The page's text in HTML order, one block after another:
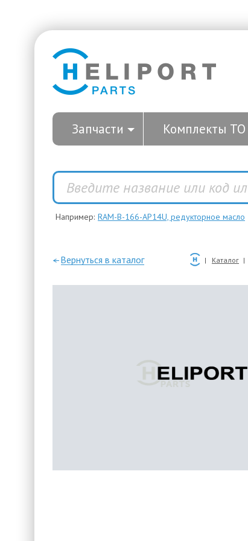
Запчасти Комплекты ТО
Например: RAM-B-166-AP14U, редукторное масло
—Вернуться в каталог Каталог